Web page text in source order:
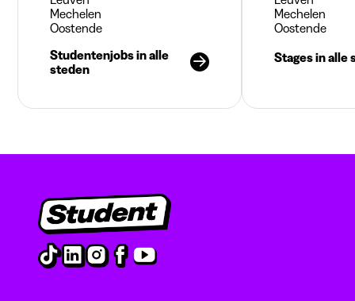
Mechelen
Oostende
Studentenjobs in alle
steden
Mechelen
Oostende
Stages in alle